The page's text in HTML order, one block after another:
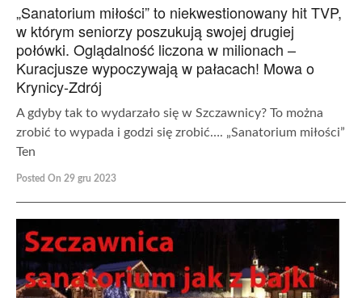
„Sanatorium miłości” to niekwestionowany hit TVP,
w którym seniorzy poszukują swojej drugiej
połówki. Oglądalność liczona w milionach –
Kuracjusze wypoczywają w pałacach! Mowa o
Krynicy-Zdrój
A gdyby tak to wydarzało się w Szczawnicy? To można
zrobić to wypada i godzi się zrobić…. „Sanatorium miłości”
Ten
Posted On 29 gru 2023